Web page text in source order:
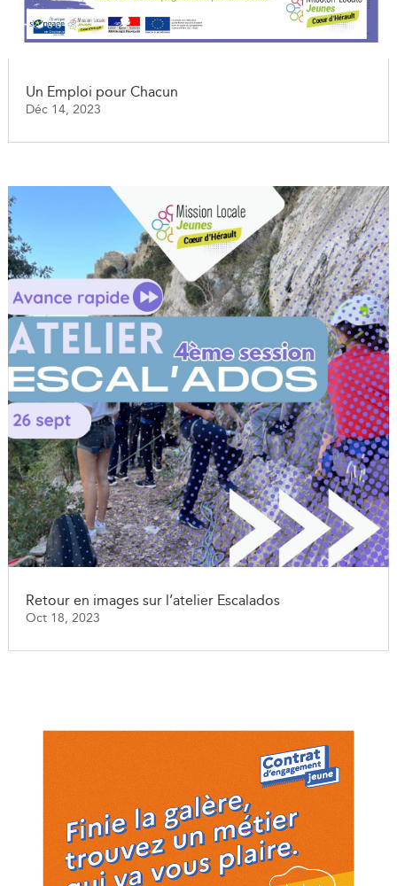
Un Emploi pour Chacun
Déc 14, 2023
Retour en images sur l’atelier Escalados
Oct 18, 2023